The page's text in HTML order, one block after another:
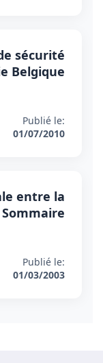
sécurité
Belgique
Publié le:
01/07/2010
entre la
Publié le:
01/03/2003